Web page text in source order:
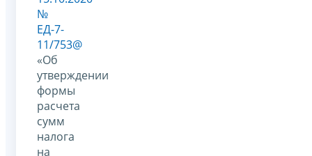
№
ЕД-7-
11/753@
«Об
утверждении
формы
расчета
сумм
налога
на